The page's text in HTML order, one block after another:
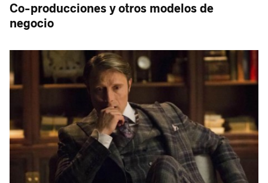
Co-producciones y otros modelos de
negocio